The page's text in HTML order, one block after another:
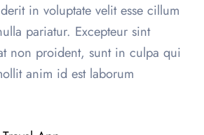
in voluptate velit esse cillum
pariatur. Excepteur sint
non proident, sunt in culpa qui
anim id est laborum